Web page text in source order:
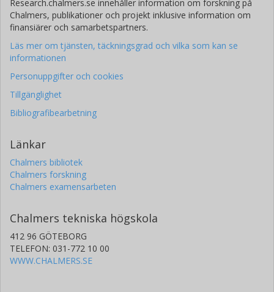
Research.chalmers.se innehåller information om forskning på
Chalmers, publikationer och projekt inklusive information om
finansiärer och samarbetspartners.
Läs mer om tjänsten, täckningsgrad och vilka som kan se
informationen
Personuppgifter och cookies
Tillgänglighet
Bibliografibearbetning
Länkar
Chalmers bibliotek
Chalmers forskning
Chalmers examensarbeten
Chalmers tekniska högskola
412 96 GÖTEBORG
TELEFON: 031-772 10 00
WWW.CHALMERS.SE